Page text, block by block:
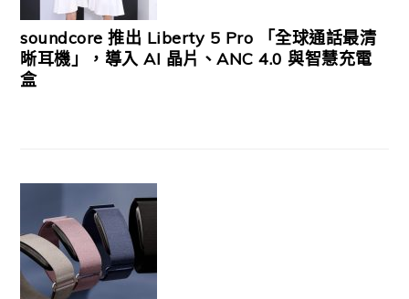
soundcore 推出 Liberty 5 Pro 「全球通話最清
晰耳機」，導入 AI 晶片、ANC 4.0 與智慧充電
盒